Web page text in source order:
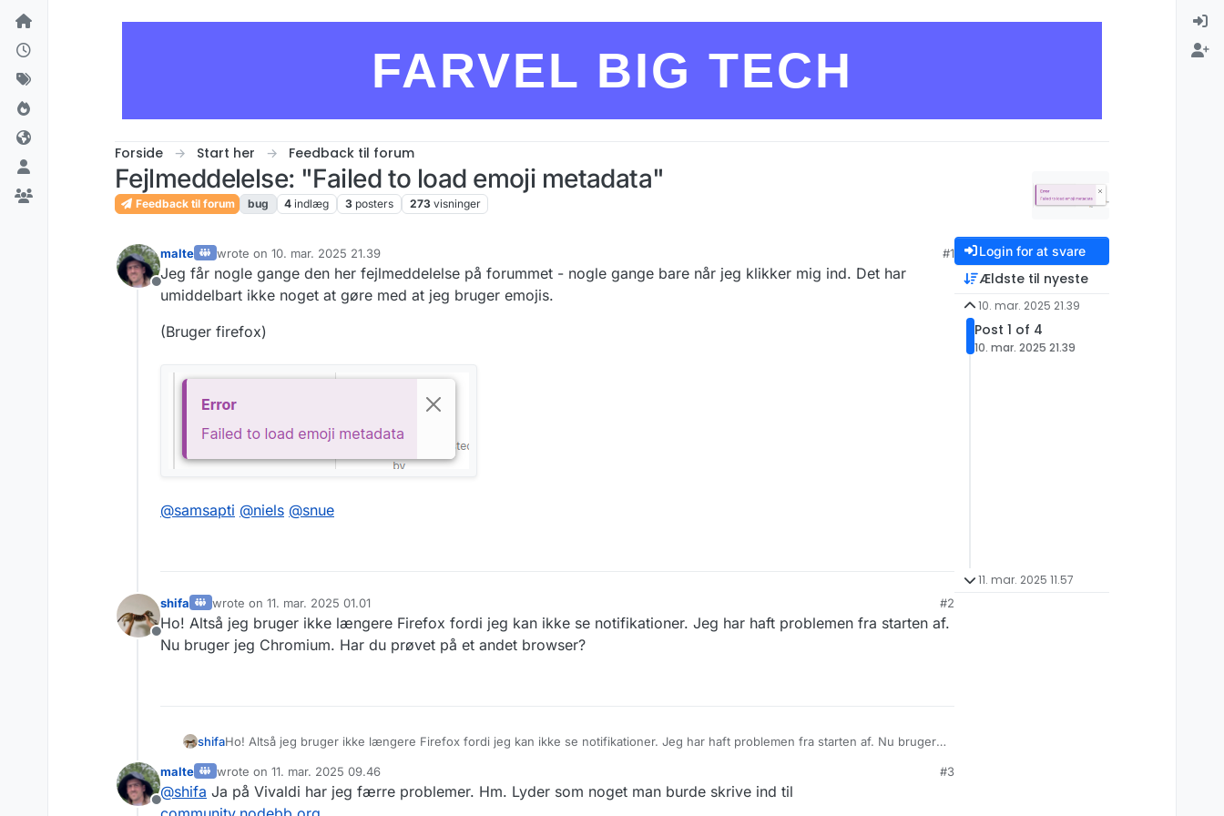
Skip to content
FARVEL BIG TECH
Forside Start her Feedback til forum
Fejlmeddelelse: "Failed to load emoji metadata"
Feedback til forum bug 4 indlæg 3 posters 273 visninger
Offline
malte wrote on 10. mar. 2025 21.39
sidst redigeret af
#1
Jeg får nogle gange den her fejlmeddelelse på forummet - nogle gange bare når jeg klikker mig ind. Det har
umiddelbart ikke noget at gøre med at jeg bruger emojis.
(Bruger firefox)
@samsapti @niels @snue
Offline
shifa wrote on 11. mar. 2025 01.01
sidst redigeret af
#2
Ho! Altså jeg bruger ikke længere Firefox fordi jeg kan ikke se notifikationer. Jeg har haft problemen fra starten af.
Nu bruger jeg Chromium. Har du prøvet på et andet browser?
shifaHo! Altså jeg bruger ikke længere Firefox fordi jeg kan ikke se notifikationer. Jeg har haft problemen fra starten af. Nu bruger
Offline
malte wrote on 11. mar. 2025 09.46
sidst redigeret af
#3
@shifa Ja på Vivaldi har jeg færre problemer. Hm. Lyder som noget man burde skrive ind til
Login for at svare
Ældste til nyeste
10. mar. 2025 21.39
Post 1 of 4
10. mar. 2025 21.39
11. mar. 2025 11.57